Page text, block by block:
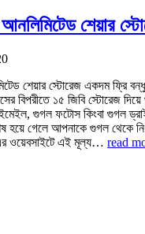
শেয়ার
শেয়ার স্টোরেজ একদম ফ্রি
বিপরীতে ১৫ জিবি স্টোরেজ
গুগল ফটোস কিংবা গুগল
গেলে আপনাকে গুগল থেকে
ওয়েবসাইটে এই মূল্য… read